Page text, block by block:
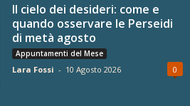
Il cielo dei desideri: come e
quando osservare le Perseidi
di metà agosto
Appuntamenti del Mese
Lara Fossi - 10 Agosto 2026 0